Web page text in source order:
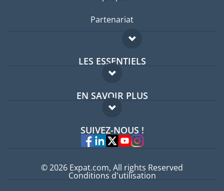
Partenariat
LES ESSENTIELS
Forum expatriés
Guides pays
EN SAVOIR PLUS
FAQ
Experts
SUIVEZ-NOUS !
© 2026 Expat.com, All rights Reserved
Conditions d'utilisation